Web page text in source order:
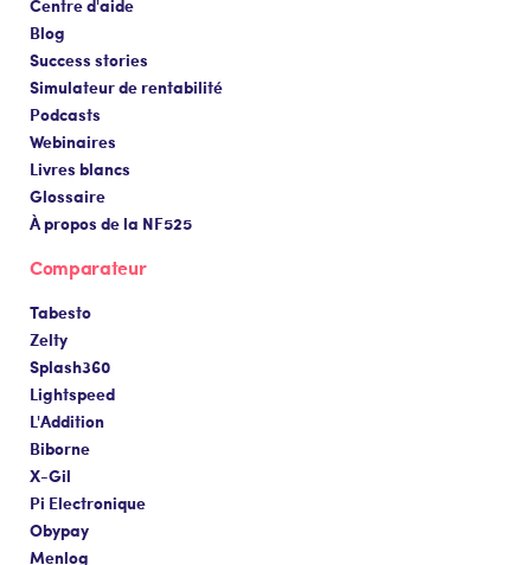
Blog
Success stories
Simulateur de rentabilité
Podcasts
Webinaires
Livres blancs
Glossaire
À propos de la NF525
Comparateur
Tabesto
Zelty
Splash360
Lightspeed
L'Addition
Biborne
X-Gil
Pi Electronique
Obypay
Menlog